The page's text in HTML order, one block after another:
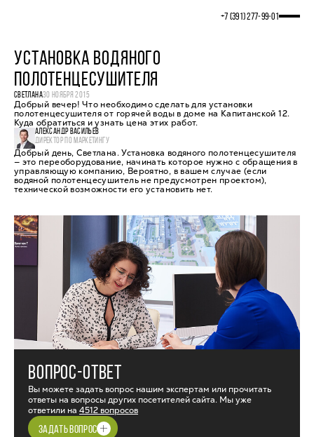
+7 (391) 277‒99‒01
УСТАНОВКА ВОДЯНОГО
ПОЛОТЕНЦЕСУШИТЕЛЯ
СВЕТЛАНА30 НОЯБРЯ 2015
Добрый вечер! Что необходимо сделать для установки
полотенцесушителя от горячей воды в доме на Капитанской 12.
Куда обратиться и узнать цена этих работ.
АЛЕКСАНДР ВАСИЛЬЕВ
ДИРЕКТОР ПО МАРКЕТИНГУ
Добрый день, Светлана. Установка водяного полотенцесушителя
— это переоборудование, начинать которое нужно с обращения в
управляющую компанию, Вероятно, в вашем случае (если
водяной полотенцесушитель не предусмотрен проектом),
технической возможности его установить нет.
ВОПРОС-ОТВЕТ
Вы можете задать вопрос нашим экспертам или прочитать
ответы на вопросы других посетителей сайта. Мы уже
ответили на 4512 вопросов
ЗАДАТЬ ВОПРОС